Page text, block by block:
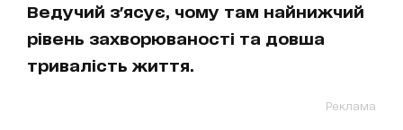
Ведучий з'ясує, чому там найнижчий
рівень захворюваності та довша
тривалість життя.
Реклама